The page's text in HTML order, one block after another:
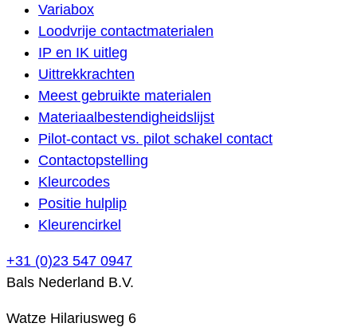
Variabox
Loodvrije contactmaterialen
IP en IK uitleg
Uittrekkrachten
Meest gebruikte materialen
Materiaalbestendigheidslijst
Pilot-contact vs. pilot schakel contact
Contactopstelling
Kleurcodes
Positie hulplip
Kleurencirkel
+31 (0)23 547 0947
Bals Nederland B.V.
Watze Hilariusweg 6